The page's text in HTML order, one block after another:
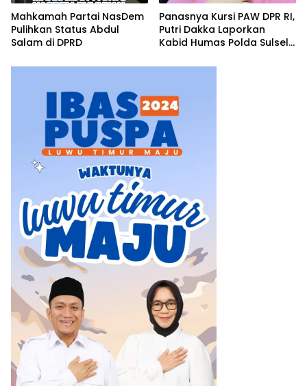
Mahkamah Partai NasDem
Pulihkan Status Abdul
Salam di DPRD
Panasnya Kursi PAW DPR RI,
Putri Dakka Laporkan
Kabid Humas Polda Sulsel